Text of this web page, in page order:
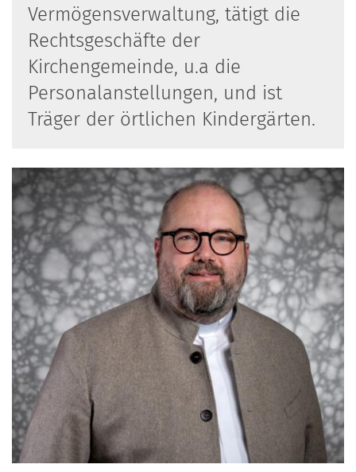
Vermögensverwaltung, tätigt die
Rechtsgeschäfte der
Kirchengemeinde, u.a die
Personalanstellungen, und ist
Träger der örtlichen Kindergärten.